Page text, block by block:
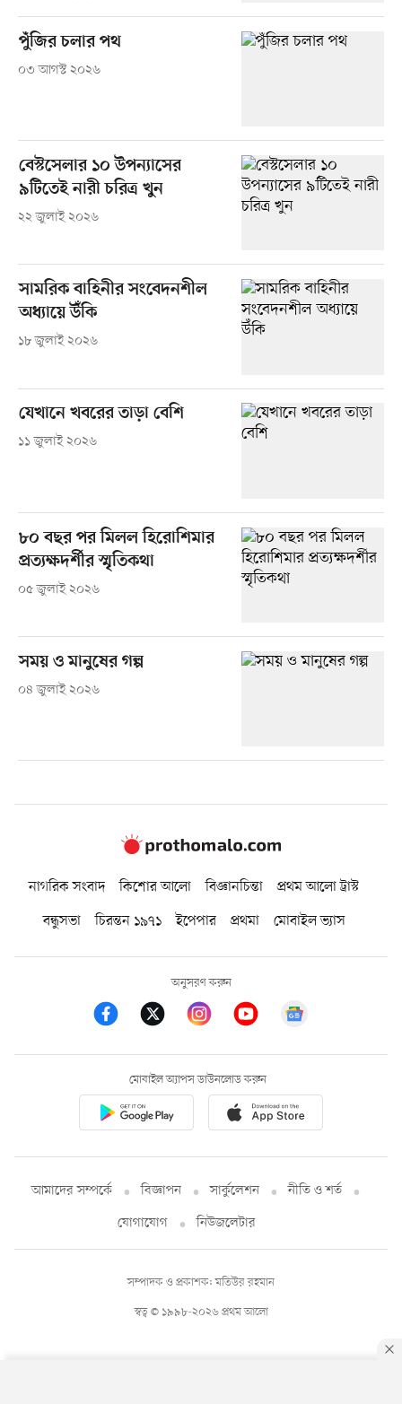
পুঁজির চলার পথ
০৩ আগস্ট ২০২৬
বেস্টসেলার ১০ উপন্যাসের
৯টিতেই নারী চরিত্র খুন
২২ জুলাই ২০২৬
সামরিক বাহিনীর সংবেদনশীল
অধ্যায়ে উঁকি
১৮ জুলাই ২০২৬
যেখানে খবরের তাড়া বেশি
১১ জুলাই ২০২৬
৮০ বছর পর মিলল হিরোশিমার
প্রত্যক্ষদর্শীর স্মৃতিকথা
০৫ জুলাই ২০২৬
সময় ও মানুষের গল্প
০৪ জুলাই ২০২৬
নাগরিক সংবাদ কিশোর আলো বিজ্ঞানচিন্তা
প্রথম আলো ট্রাস্ট
বন্ধুসভা
চিরন্তন ১৯৭১ ইপেপার প্রথমা মোবাইল ভ্যাস
অনুসরণ করুন
মোবাইল অ্যাপস ডাউনলোড করুন
আমাদের সম্পর্কে বিজ্ঞাপন সার্কুলেশন
নীতি ও শর্ত
যোগাযোগ
নিউজলেটার
স্বত্ব © ১৯৯৮-২০২৬ প্রথম আলো
সম্পাদক ও প্রকাশক: মতিউর রহমান